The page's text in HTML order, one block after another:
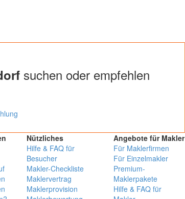
suchen oder empfehlen
Nützliches
Hilfe & FAQ für
Besucher
Makler-Checkliste
Maklervertrag
Maklerprovision
Angebote für Makler
Für Maklerfirmen
Für Einzelmakler
Premium-
Maklerpakete
Hilfe & FAQ für